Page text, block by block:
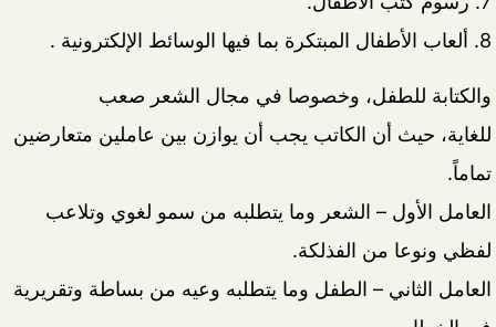
8. ألعاب الأطفال المبتكرة بما فيها الوسائط الإلكترونية .
والكتابة للطفل، وخصوصا في مجال الشعر صعب
للغاية، حيث أن الكاتب يجب أن يوازن بين عاملين متعارضين
تماماً.
العامل الأول – الشعر وما يتطلبه من سمو لغوي وتلاعب
لفظي ونوعا من الفذلكة.
العامل الثاني – الطفل وما يتطلبه وعيه من بساطة وتقريرية